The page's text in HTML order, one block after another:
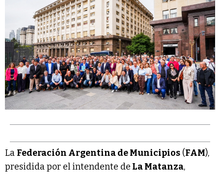
La Federación Argentina de Municipios (FAM),
presidida por el intendente de La Matanza,